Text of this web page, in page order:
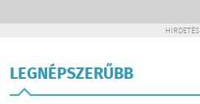
HIRDETÉS
LEGNÉPSZERŰBB